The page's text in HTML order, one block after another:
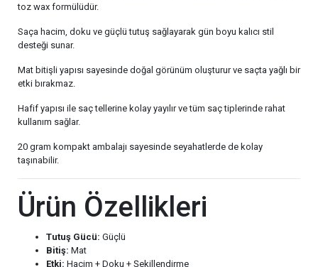
toz wax formülüdür.
Saça hacim, doku ve güçlü tutuş sağlayarak gün boyu kalıcı stil
desteği sunar.
Mat bitişli yapısı sayesinde doğal görünüm oluşturur ve saçta yağlı bir
etki bırakmaz.
Hafif yapısı ile saç tellerine kolay yayılır ve tüm saç tiplerinde rahat
kullanım sağlar.
20 gram kompakt ambalajı sayesinde seyahatlerde de kolay
taşınabilir.
Ürün Özellikleri
Tutuş Gücü: Güçlü
Bitiş: Mat
Etki: Hacim + Doku + Şekillendirme